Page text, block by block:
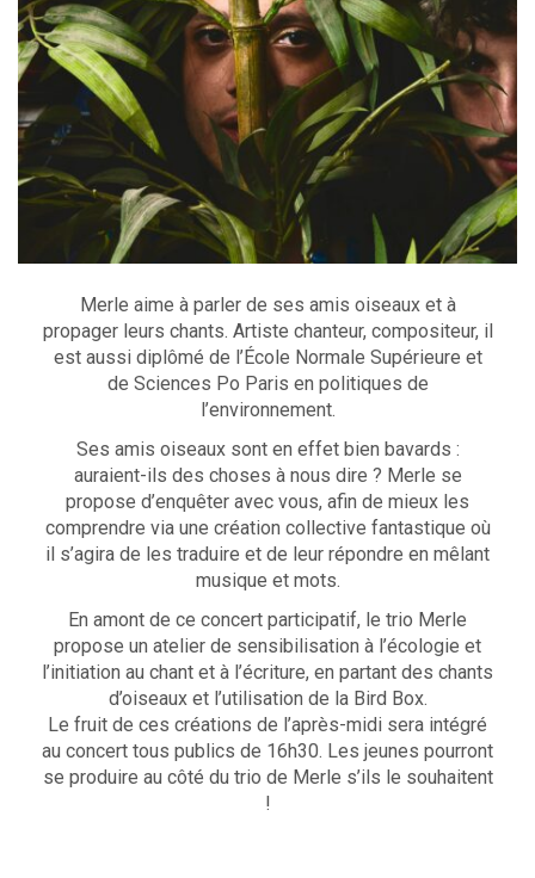
Merle aime à parler de ses amis oiseaux et à
propager leurs chants. Artiste chanteur, compositeur, il
est aussi diplômé de l’École Normale Supérieure et
de Sciences Po Paris en politiques de
l’environnement.
Ses amis oiseaux sont en effet bien bavards :
auraient-ils des choses à nous dire ? Merle se
propose d’enquêter avec vous, afin de mieux les
comprendre via une création collective fantastique où
il s’agira de les traduire et de leur répondre en mêlant
musique et mots.
En amont de ce concert participatif, le trio Merle
propose un atelier de sensibilisation à l’écologie et
l’initiation au chant et à l’écriture, en partant des chants
d’oiseaux et l’utilisation de la Bird Box.
Le fruit de ces créations de l’après-midi sera intégré
au concert tous publics de 16h30. Les jeunes pourront
se produire au côté du trio de Merle s’ils le souhaitent
!